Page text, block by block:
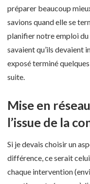
préparer beaucoup
savions quand elle se
planifier notre emploi du
savaient qu’ils devaient
exposé terminé
suite.
Mise en
l’issue de la
Si je devais choisir un
différence, ce serait
chaque intervention